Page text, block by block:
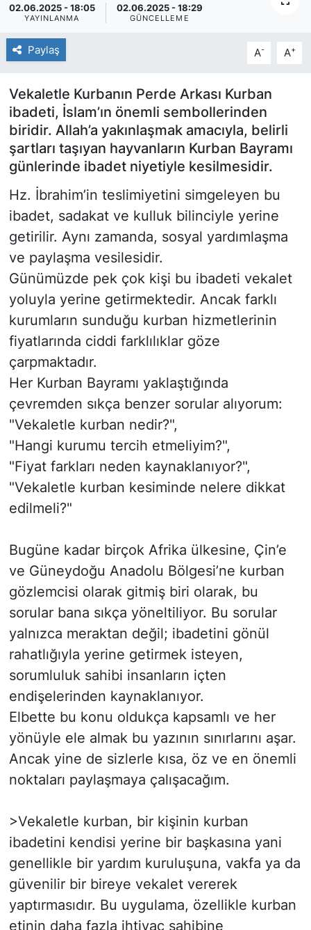
02.06.2025 - 18:05
YAYINLANMA
02.06.2025 - 18:29
GÜNCELLEME
Paylaş A- A+
Vekaletle Kurbanın Perde Arkası Kurban
ibadeti, İslam’ın önemli sembollerinden
biridir. Allah’a yakınlaşmak amacıyla, belirli
şartları taşıyan hayvanların Kurban Bayramı
günlerinde ibadet niyetiyle kesilmesidir.
Hz. İbrahim’in teslimiyetini simgeleyen bu
ibadet, sadakat ve kulluk bilinciyle yerine
getirilir. Aynı zamanda, sosyal yardımlaşma
ve paylaşma vesilesidir.
Günümüzde pek çok kişi bu ibadeti vekalet
yoluyla yerine getirmektedir. Ancak farklı
kurumların sunduğu kurban hizmetlerinin
fiyatlarında ciddi farklılıklar göze
çarpmaktadır.
Her Kurban Bayramı yaklaştığında
çevremden sıkça benzer sorular alıyorum:
"Vekaletle kurban nedir?",
"Hangi kurumu tercih etmeliyim?",
"Fiyat farkları neden kaynaklanıyor?",
"Vekaletle kurban kesiminde nelere dikkat
edilmeli?"
Bugüne kadar birçok Afrika ülkesine, Çin’e
ve Güneydoğu Anadolu Bölgesi’ne kurban
gözlemcisi olarak gitmiş biri olarak, bu
sorular bana sıkça yöneltiliyor. Bu sorular
yalnızca meraktan değil; ibadetini gönül
rahatlığıyla yerine getirmek isteyen,
sorumluluk sahibi insanların içten
endişelerinden kaynaklanıyor.
Elbette bu konu oldukça kapsamlı ve her
yönüyle ele almak bu yazının sınırlarını aşar.
Ancak yine de sizlerle kısa, öz ve en önemli
noktaları paylaşmaya çalışacağım.
>Vekaletle kurban, bir kişinin kurban
ibadetini kendisi yerine bir başkasına yani
genellikle bir yardım kuruluşuna, vakfa ya da
güvenilir bir bireye vekalet vererek
yaptırmasıdır. Bu uygulama, özellikle kurban
etinin daha fazla ihtiyaç sahibine
SİYASET
SAĞLIK